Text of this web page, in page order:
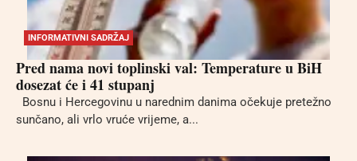
INFORMATIVNI SADRŽAJ
Pred nama novi toplinski val: Temperature u BiH
dosezat će i 41 stupanj
Bosnu i Hercegovinu u narednim danima očekuje pretežno
sunčano, ali vrlo vruće vrijeme, a...